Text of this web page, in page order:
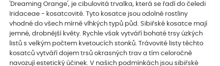
'Dreaming Orange', je cibulovitá trvalka, která se řadí do čeledi
Iridaceae - kosatcovité. Tyto kosatce jsou odolné rostliny
vhodné do všech mírně vlhkých typů půd. Sibiřské kosatce mají
jemné, drobnější květy. Rychle však vytváří bohaté trsy úzkých
listů s velkým počtem kvetoucích stonků. Trávovité listy těchto
kosatců vytváří dojem trsů okrasných trav a tím celoročně
navozují estetický účinek. V našich podmínkách jsou sibiřské